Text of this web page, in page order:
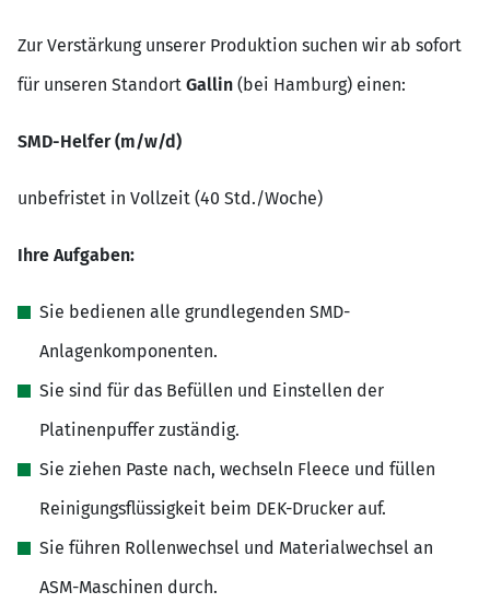
Zur Verstärkung unserer Produktion suchen wir ab sofort
für unseren Standort Gallin (bei Hamburg) einen:
SMD-Helfer (m/w/d)
unbefristet in Vollzeit (40 Std./Woche)
Ihre Aufgaben:
Sie bedienen alle grundlegenden SMD-
Anlagenkomponenten.
Sie sind für das Befüllen und Einstellen der
Platinenpuffer zuständig.
Sie ziehen Paste nach, wechseln Fleece und füllen
Reinigungsflüssigkeit beim DEK-Drucker auf.
Sie führen Rollenwechsel und Materialwechsel an
ASM-Maschinen durch.